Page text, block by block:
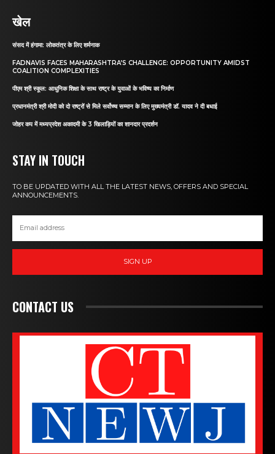
खेल
संसद में हंगामा: लोकतंत्र के लिए शर्मनाक
FADNAVIS FACES MAHARASHTRA’S CHALLENGE: OPPORTUNITY AMIDST
COALITION COMPLEXITIES
पीएम श्री स्कूल: आधुनिक शिक्षा के साथ राष्ट्र के युवाओं के भविष्य का निर्माण
प्रधानमंत्री श्री मोदी को दो राष्ट्रों से मिले सर्वोच्च सम्मान के लिए मुख्यमंत्री डॉ. यादव ने दी बधाई
जोहर कप में मध्यप्रदेश अकादमी के 3 खिलाड़ियों का शानदार प्रदर्शन
STAY IN TOUCH
TO BE UPDATED WITH ALL THE LATEST NEWS, OFFERS AND SPECIAL
ANNOUNCEMENTS.
SIGN UP
CONTACT US